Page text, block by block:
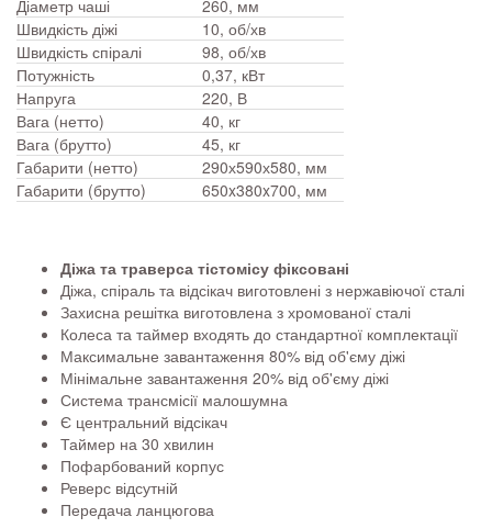
Діаметр чаші
260, мм
Швидкість діжі
10, об/хв
Швидкість спіралі
98, об/хв
Потужність
0,37, кВт
Напруга
220, В
Вага (нетто)
40, кг
Вага (брутто)
45, кг
Габарити (нетто)
290х590х580, мм
Габарити (брутто)
650x380x700, мм
Діжа та траверса тістомісу фіксовані
Діжа, спіраль та відсікач виготовлені з нержавіючої сталі
Захисна решітка виготовлена з хромованої сталі
Колеса та таймер входять до стандартної комплектації
Максимальне завантаження 80% від об'єму діжі
Мінімальне завантаження 20% від об'єму діжі
Система трансмісії малошумна
Є центральний відсікач
Таймер на 30 хвилин
Пофарбований корпус
Реверс відсутній
Передача ланцюгова